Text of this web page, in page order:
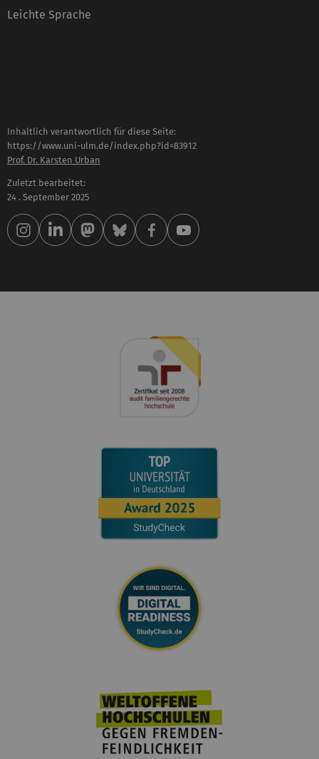
Leichte Sprache
Inhaltlich verantwortlich für diese Seite:
https://www.uni-ulm.de/index.php?id=83912
Prof. Dr. Karsten Urban
Zuletzt bearbeitet:
24 . September 2025